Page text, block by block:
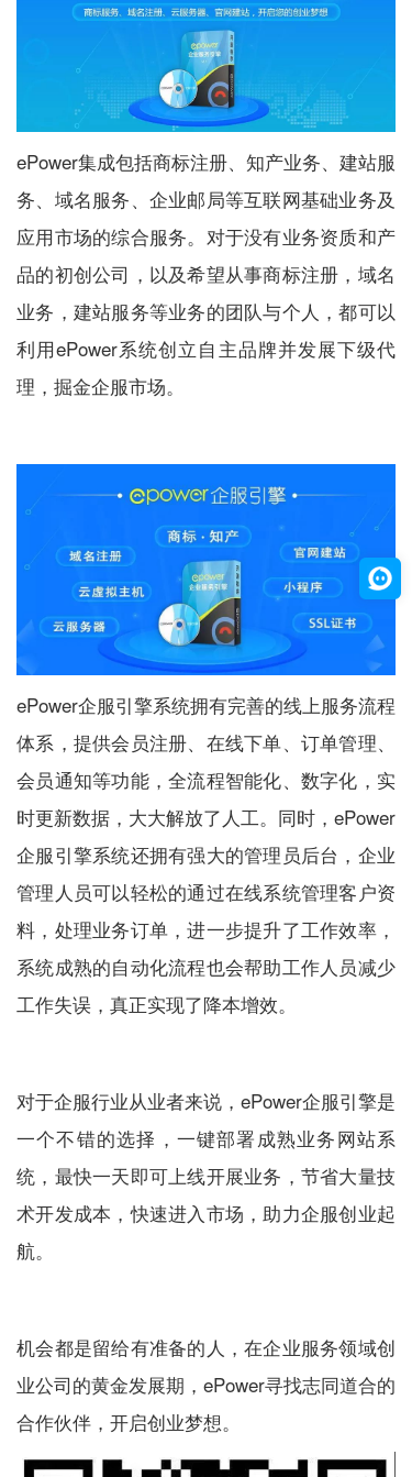
ePower集成包括商标注册、知产业务、建站服
务、 域名服务、企业邮局等互联网基础业务及
应用市场的综合服务。对于没有业务资质和产
品的初创公司，以及希望从事商标注册 ，域名
业务，建站服务等业务的团队与个人，都可以
利用ePower系统创立自主品牌并发展下级代
理，掘金企服市场。
ePower企服引擎系统拥有完善的线上服务流程
体系，提供会员注册、在线下单、订单管理、
会员通知等功能，全流程智能化、数字化，实
时更新数据，大大解放了人工。同时，ePower
企服引擎系统还拥有强大的管理员后台，企业
管理人员可以轻松的通过在线系统管理客户资
料，处理业务订单，进一步提升了工作效率，
系统成熟的自动化流程也会帮助工作人员减少
工作失误，真正实现了降本增效。
对于企服行业从业者来说，ePower企服引擎是
一个不错的选择，一键部署成熟业务网站系
统，最快一天即可上线开展业务，节省大量技
术开发成本，快速进入市场，助力企服创业起
航。
机会都是留给有准备的人，在企业服务领域创
业公司的黄金发展期，ePower寻找志同道合的
合作伙伴，开启创业梦想。